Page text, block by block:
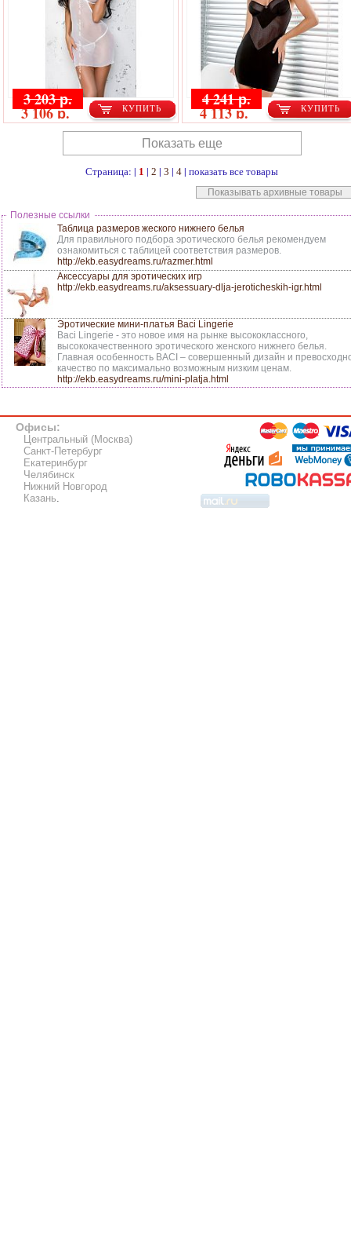
КУПИТЬ
3 203 р.
3 106 р. КУПИТЬ
4 241 р.
4 113 р.
Показать еще
Страница: | 1 |2 |3 |4 |показать все товары
Показывать архивные товары
Полезные ссылки
Таблица размеров жеского нижнего белья
Для правильного подбора эротического белья рекомендуем
ознакомиться с таблицей соответствия размеров.
http://ekb.easydreams.ru/razmer.html
Аксессуары для эротических игр
http://ekb.easydreams.ru/aksessuary-dlja-jeroticheskih-igr.html
Эротические мини-платья Baci Lingerie
Baci Lingerie - это новое имя на рынке высококлассного,
высококачественного эротического женского нижнего белья.
Главная особенность BACI – совершенный дизайн и
качество по максимально возможным низким ценам.
http://ekb.easydreams.ru/mini-platja.html
Офисы:
Центральный (Москва)
Санкт-Петербург
Екатеринбург
Челябинск
Нижний Новгород
Казань.